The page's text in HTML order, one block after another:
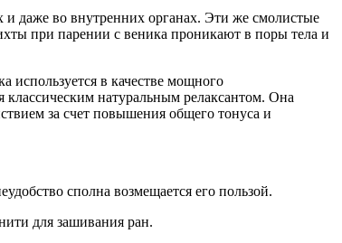
и даже во внутренних органах. Эти же смолистые
при парении с веника проникают в поры тела и
используется в качестве мощного
натуральным релаксантом. Она
за счет повышения общего тонуса и
сполна возмещается его пользой.
для зашивания ран.